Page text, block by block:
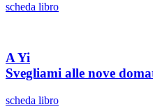
scheda libro
A Yi
Svegliami alle nove
scheda libro